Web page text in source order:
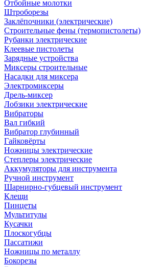
Отбойные молотки
Штроборезы
Заклёпочники (электрические)
Строительные фены (термопистолеты)
Рубанки электрические
Клеевые пистолеты
Зарядные устройства
Миксеры строительные
Насадки для миксера
Электромиксеры
Дрель-миксер
Лобзики электрические
Вибраторы
Вал гибкий
Вибратор глубинный
Гайковёрты
Ножницы электрические
Степлеры электрические
Аккумуляторы для инструмента
Ручной инструмент
Шарнирно-губцевый инструмент
Клещи
Пинцеты
Мультитулы
Кусачки
Плоскогубцы
Пассатижи
Ножницы по металлу
Бокорезы